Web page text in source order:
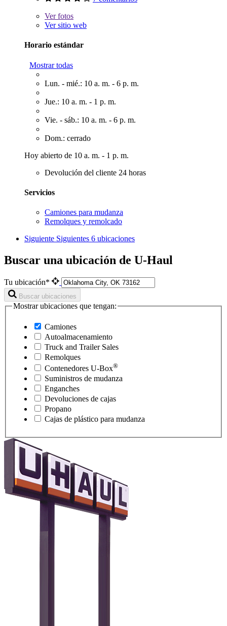
Verfotos
Ver sitio web
Horario estándar
Mostrar todas
Lun. - mié.: 10 a. m. - 6 p. m.
Jue.: 10 a. m. - 1 p. m.
Vie. - sáb.: 10 a. m. - 6 p. m.
Dom.: cerrado
Hoy abierto de 10 a. m. - 1 p. m.
Devolución del cliente 24 horas
Servicios
Camiones para mudanza
Remolques y remolcado
Siguiente Siguientes 6 ubicaciones
Buscar una ubicación de U-Haul
Tu ubicación*
Buscar ubicaciones
Mostrar ubicaciones que tengan:
Camiones
Autoalmacenamiento
Truck and Trailer Sales
Remolques
Contenedores U-Box®
Suministros de mudanza
Enganches
Devoluciones de cajas
Propano
Cajas de plástico para mudanza